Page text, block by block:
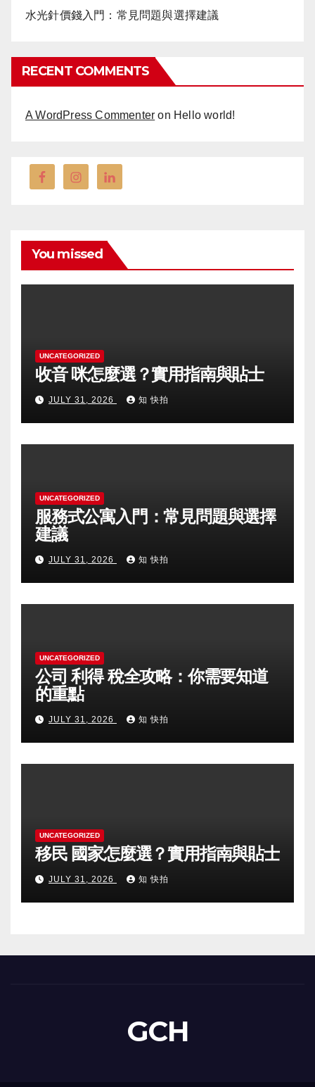
水光針價錢入門：常見問題與選擇建議
RECENT COMMENTS
A WordPress Commenter on Hello world!
You missed
UNCATEGORIZED
收音 咪怎麼選？實用指南與貼士
JULY 31, 2026 知 快拍
UNCATEGORIZED
服務式公寓入門：常見問題與選擇
建議
JULY 31, 2026 知 快拍
UNCATEGORIZED
公司 利得 稅全攻略：你需要知道
的重點
JULY 31, 2026 知 快拍
UNCATEGORIZED
移民 國家怎麼選？實用指南與貼士
JULY 31, 2026 知 快拍
GCH